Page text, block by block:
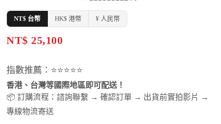
NT$ 台幣 HK$ 港幣 ¥ 人民幣
NT$ 25,100
指數推薦：⭐⭐⭐⭐⭐
香港、台灣等國際地區即可配送！
📦 訂購流程：諮詢聯繫 → 確認訂單 → 出貨前實拍影片 →
專線物流寄送